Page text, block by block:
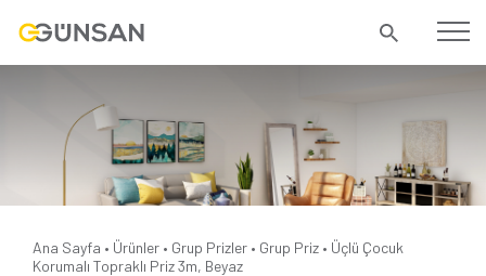
Ana Sayfa • Ürünler • Grup Prizler • Grup Priz • Üçlü Çocuk
Korumalı Topraklı Priz 3m, Beyaz